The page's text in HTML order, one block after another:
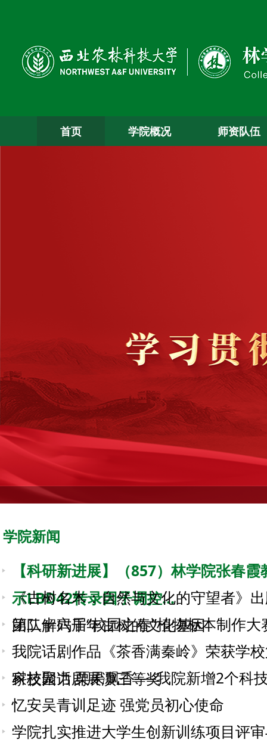
首页 学院概况 师资队伍
学院新闻
【科研新进展】（857）林学院张春
示LBD42转录因子调控...
《古树名木：自然与文化的守望者》
团队解码千年古树的文化基因
第二十六届“校园之春”植物标本制作
我院话剧作品《茶香满秦岭》荣获学
家校园话剧展演三等奖
科技聚力 栗果飘香──我院新增2个科
忆安吴青训足迹 强党员初心使命
学院扎实推进大学生创新训练项目评